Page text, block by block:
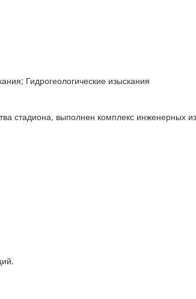
Гидрогеологические изыскания
стадиона, выполнен комплекс инженерных